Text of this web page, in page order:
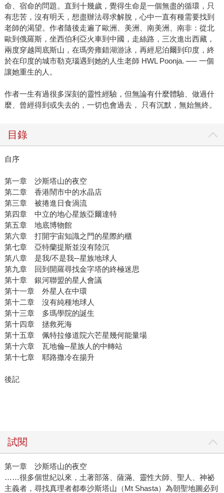
命、宿命的問題。直到十幾歲，覺得生命是一個無盡的循環，只
有悲苦，沒有明天，想盡辦法尋求解脫，心中一直有種需要找到
老師的渴望。作者隨後走遍了歐洲、美洲、南美洲、南非：從北
歐到俄羅斯，坐西伯利亞火車到中國，走絲路，三次進出西藏，
兩度穿越岡底斯山，在瑪旁雍錯湖游泳，再經尼泊爾到印度，終
於在印度的城市勒克瑙遇到她的人生老師 HWL Poonja. ── 一個
讓她重生的人。
作者一生有過很多深刻的靈性經驗，但無論有什麼體驗、做過什
麼、曾經得到或失去的，一切也會過去， 只有沉默，無始無終。
目錄
自序
第一章 沙斯塔山的夜空
第二章 香港鬧市中的水晶店
第三章 被捲進日食渦流
第四章 中立的地心星族亞爾達特
第五章 地底博物館
第六章 打開宇宙知識之門的星際約櫃
第七章 亞特蘭提斯並沒有陸沉
第八章 是我/不是我─星族地球人
第九章 回到開羅尋找金字塔的終極迷思
第十章 銀河聯盟的星人會議
第十一章 外星人在中環
第十二章 沒有純種地球人
第十三章 多瑪學院的誕生
第十四章 拯救死海
第十五章 佩特拉修道院六芒星幾何能量場
第十六章 瓦地倫─星族人的中轉站
第十七章 耶路撒冷在揚升
後記
試閱
第一章 沙斯塔山的夜空
……很多個世紀以來，土著部落、薩滿、靈性大師、聖人、神祕
主義者，尋找真理者都奉沙斯塔山（Mt Shasta）為朝聖地圖必到